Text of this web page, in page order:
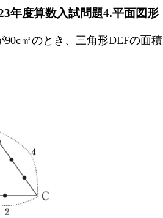
年度算数入試問題4.平面図
㎡のとき、三角形DEFの面積